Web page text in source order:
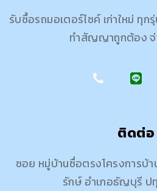
รับซื้อรถมอเตอร์ไซค์ เก่าใหม่ ทุก
ทำสัญญาถูกต้อง จ่
ติดต่อ
ซอย หมู่บ้านซื่อตรงโครงการบ้
รักษ์ อำเภอธัญบุรี ปทุ